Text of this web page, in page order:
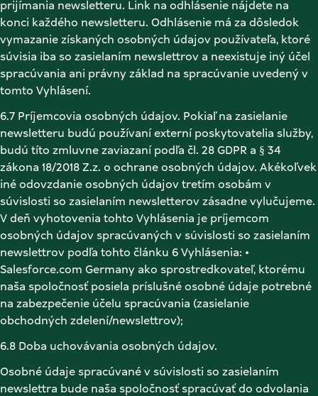
prijímania newsletteru. Link na odhlásenie nájdete na
konci každého newsletteru. Odhlásenie má za dôsledok
vymazanie získaných osobných údajov používateľa, ktoré
súvisia iba so zasielaním newslettrov a neexistuje iný účel
spracúvania ani právny základ na spracúvanie uvedený v
tomto Vyhlásení.
6.7 Príjemcovia osobných údajov. Pokiaľ na zasielanie
newsletteru budú používaní externí poskytovatelia služby,
budú títo zmluvne zaviazaní podľa čl. 28 GDPR a § 34
zákona 18/2018 Z.z. o ochrane osobných údajov. Akékoľvek
iné odovzdanie osobných údajov tretím osobám v
súvislosti so zasielaním newsletterov zásadne vylučujeme.
V deň vyhotovenia tohto Vyhlásenia je príjemcom
osobných údajov spracúvaných v súvislosti so zasielaním
newslettrov podľa tohto článku 6 Vyhlásenia: •
Salesforce.com Germany ako sprostredkovateľ, ktorému
naša spoločnosť posiela príslušné osobné údaje potrebné
na zabezpečenie účelu spracúvania (zasielanie
obchodných zdelení/newslettrov);
6.8 Doba uchovávania osobných údajov.
Osobné údaje spracúvané v súvislosti so zasielaním
newslettra bude naša spoločnosť spracúvať do odvolania